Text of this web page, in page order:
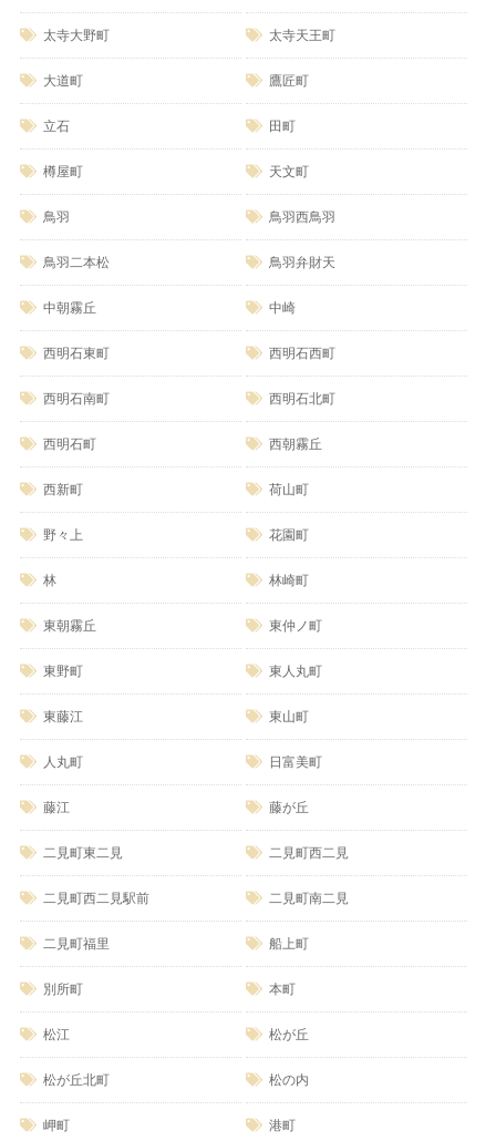
太寺大野町 太寺天王町
大道町 鷹匠町
立石 田町
樽屋町 天文町
鳥羽 鳥羽西鳥羽
鳥羽二本松 鳥羽弁財天
中朝霧丘 中崎
西明石東町 西明石西町
西明石南町 西明石北町
西明石町 西朝霧丘
西新町 荷山町
野々上 花園町
林 林崎町
東朝霧丘 東仲ノ町
東野町 東人丸町
東藤江 東山町
人丸町 日富美町
藤江 藤が丘
二見町東二見 二見町西二見
二見町西二見駅前 二見町南二見
二見町福里 船上町
別所町 本町
松江 松が丘
松が丘北町 松の内
岬町 港町